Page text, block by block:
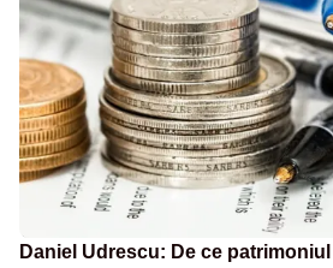
Daniel Udrescu: De ce